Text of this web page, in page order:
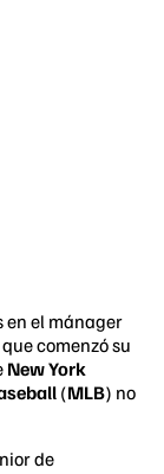
en el mánager
comenzó su
New York
(MLB) no
de